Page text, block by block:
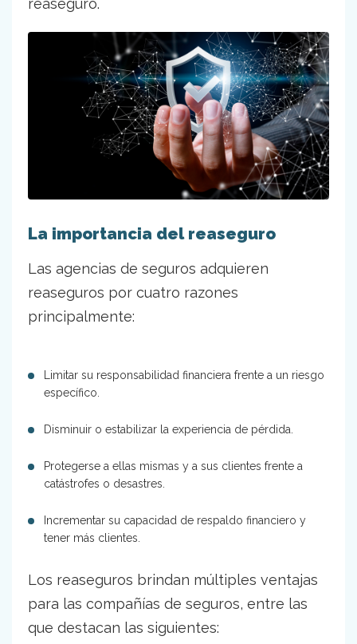
reaseguro.
La importancia del reaseguro
Las agencias de seguros adquieren
reaseguros por cuatro razones
principalmente:
Limitar su responsabilidad financiera frente a un riesgo
específico.
Disminuir o estabilizar la experiencia de pérdida.
Protegerse a ellas mismas y a sus clientes frente a
catástrofes o desastres.
Incrementar su capacidad de respaldo financiero y
tener más clientes.
Los reaseguros brindan múltiples ventajas
para las compañías de seguros, entre las
que destacan las siguientes: